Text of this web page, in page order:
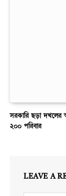
সরকারি ছড়া দখলের
২০০ পরিবার
LEAVE A